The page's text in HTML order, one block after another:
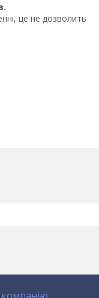
це не дозволить